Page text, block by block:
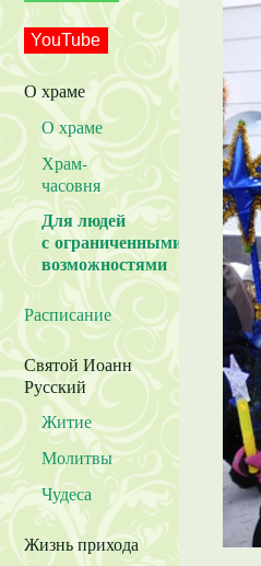
YouTube
О храме
О храме
Храм-
часовня
Для людей
с ограниченными
возможностями
Расписание
Святой Иоанн
Русский
Житие
Молитвы
Чудеса
Жизнь прихода